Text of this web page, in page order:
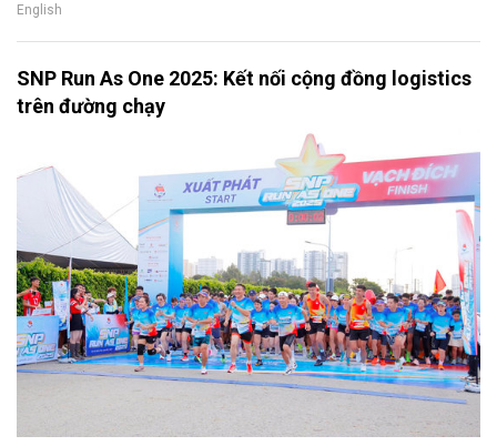
English
SNP Run As One 2025: Kết nối cộng đồng logistics
trên đường chạy